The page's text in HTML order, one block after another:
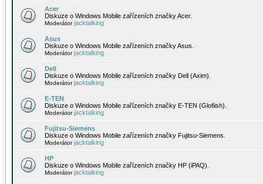
Acer
Diskuze o Windows Mobile zařízeních značky Acer.
Moderátorjacktalking
Asus
Diskuze o Windows Mobile zařízeních značky Asus.
Moderátorjacktalking
Dell
Diskuze o Windows Mobile zařízeních značky Dell (Axim).
Moderátorjacktalking
E-TEN
Diskuze o Windows Mobile zařízeních značky E-TEN (Glofiish).
Moderátorjacktalking
Fujitsu-Siemens
Diskuze o Windows Mobile zařízeních značky Fujitsu-Siemens.
Moderátorjacktalking
HP
Diskuze o Windows Mobile zařízeních značky HP (iPAQ).
Moderátorjacktalking